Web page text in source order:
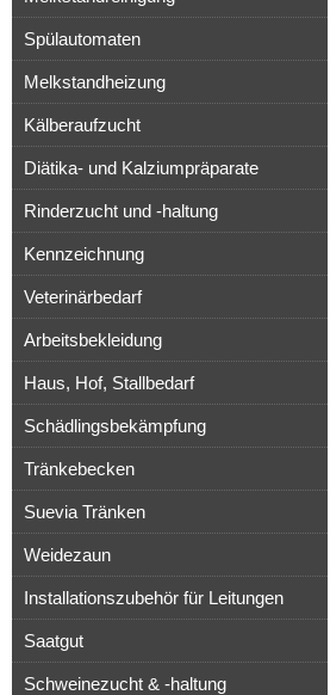
Spülautomaten
Melkstandheizung
Kälberaufzucht
Diätika- und Kalziumpräparate
Rinderzucht und -haltung
Kennzeichnung
Veterinärbedarf
Arbeitsbekleidung
Haus, Hof, Stallbedarf
Schädlingsbekämpfung
Tränkebecken
Suevia Tränken
Weidezaun
Installationszubehör für Leitungen
Saatgut
Schweinezucht & -haltung